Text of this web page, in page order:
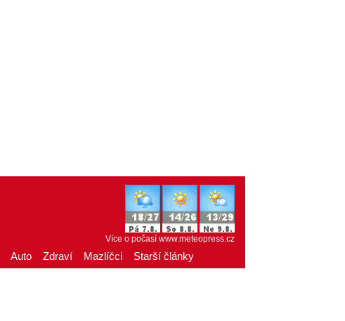
Více o počasí www.meteopress.cz
Auto Zdraví Mazlíčci Starší články